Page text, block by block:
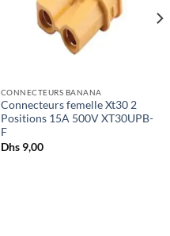
CONNECTEURS BANANA
Connecteurs femelle Xt30 2
Positions 15A 500V XT30UPB-
F
Dhs9,00